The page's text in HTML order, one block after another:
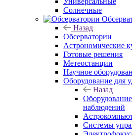
Солнечные
Назад
Обсерватории
Астрономические
Готовые решения
Метеостанции
Научное
Оборудование для
Назад
наблюдений
Системы